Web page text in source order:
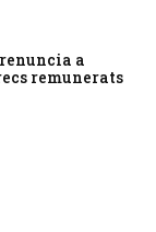
a
remunerats